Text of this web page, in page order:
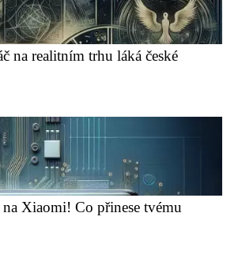
na realitním trhu láká české
Xiaomi! Co přinese tvému